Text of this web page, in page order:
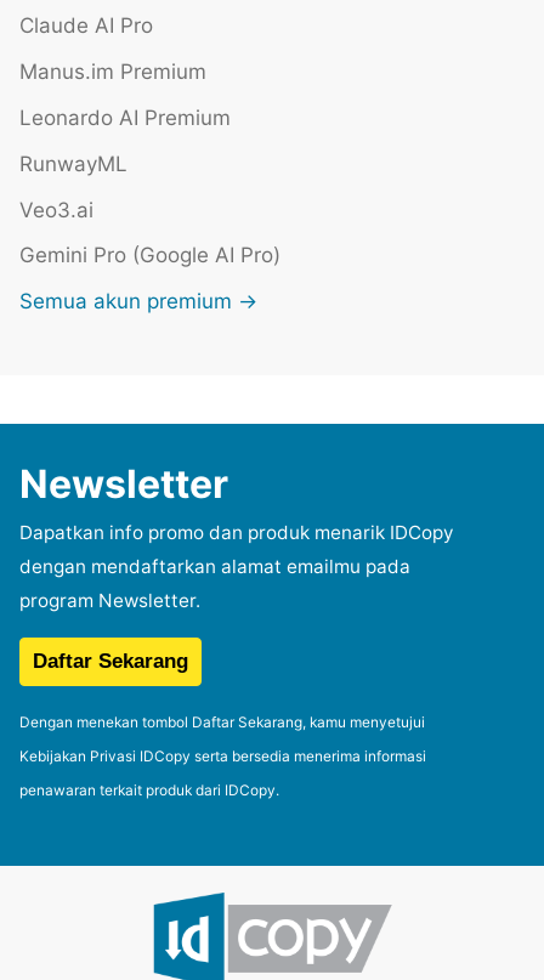
Claude AI Pro
Manus.im Premium
Leonardo AI Premium
RunwayML
Veo3.ai
Gemini Pro (Google AI Pro)
Semua akun premium →
Newsletter
Dapatkan info promo dan produk menarik IDCopy
dengan mendaftarkan alamat emailmu pada
program Newsletter.
Dengan menekan tombol Daftar Sekarang, kamu menyetujui
Kebijakan Privasi IDCopy serta bersedia menerima informasi
penawaran terkait produk dari IDCopy.